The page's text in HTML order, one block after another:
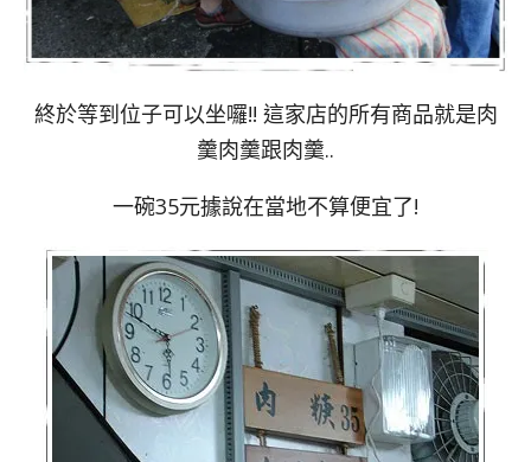
終於等到位子可以坐囉!! 這家店的所有商品就是肉
羹肉羹跟肉羹..
一碗35元據說在當地不算便宜了!